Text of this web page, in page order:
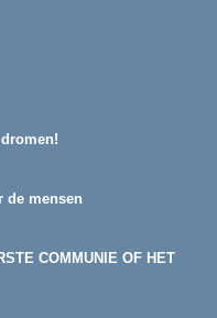
de mensen
COMMUNIE OF HET